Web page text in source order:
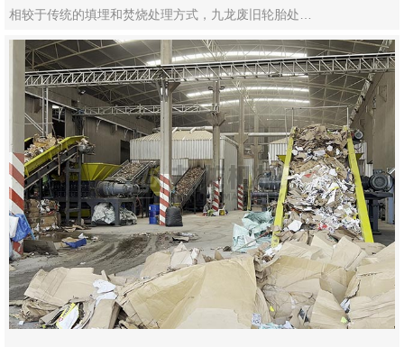
相较于传统的填埋和焚烧处理方式，九龙废旧轮胎处…